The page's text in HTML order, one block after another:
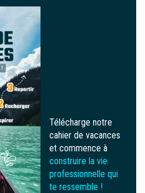
Télécharge notre
cahier de vacances
et commence à
construire la vie
professionnelle qui
te ressemble !